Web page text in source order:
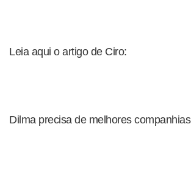
Leia aqui o artigo de Ciro:
Dilma precisa de melhores companhias